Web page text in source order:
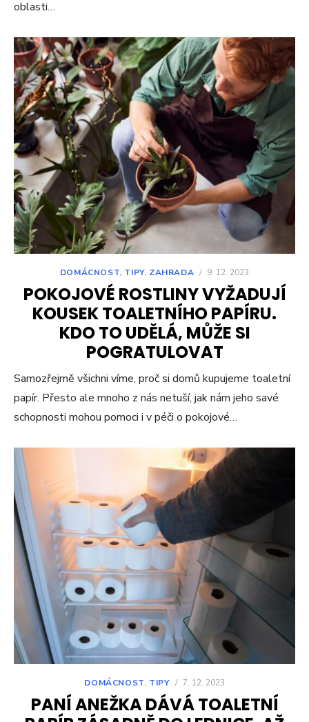
oblasti…
DOMÁCNOST, TIPY, ZAHRADA / 9. 12. 2023
POKOJOVÉ ROSTLINY VYŽADUJÍ
KOUSEK TOALETNÍHO PAPÍRU.
KDO TO UDĚLÁ, MŮŽE SI
POGRATULOVAT
Samozřejmě všichni víme, proč si domů kupujeme toaletní
papír. Přesto ale mnoho z nás netuší, jak nám jeho savé
schopnosti mohou pomoci i v péči o pokojové…
DOMÁCNOST, TIPY / 7. 12. 2023
PANÍ ANEŽKA DÁVÁ TOALETNÍ